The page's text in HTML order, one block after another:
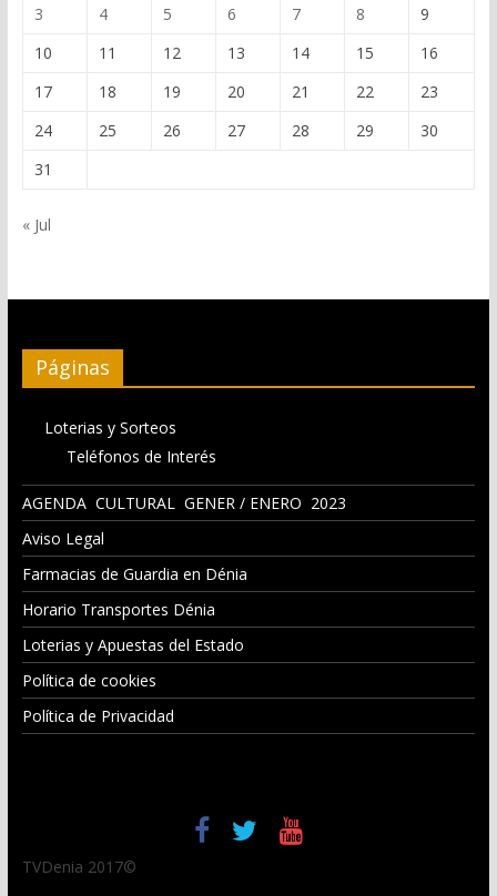
3
4 5 6 7 8
9
10
11 12 13 14 15
16
17
18 19 20 21 22
23
24
25 26 27 28 29
30
31
« Jul
Páginas
Loterias y Sorteos
Teléfonos de Interés
AGENDA CULTURAL GENER / ENERO 2023
Aviso Legal
Farmacias de Guardia en Dénia
Horario Transportes Dénia
Loterias y Apuestas del Estado
Política de cookies
Política de Privacidad
TVDenia 2017©